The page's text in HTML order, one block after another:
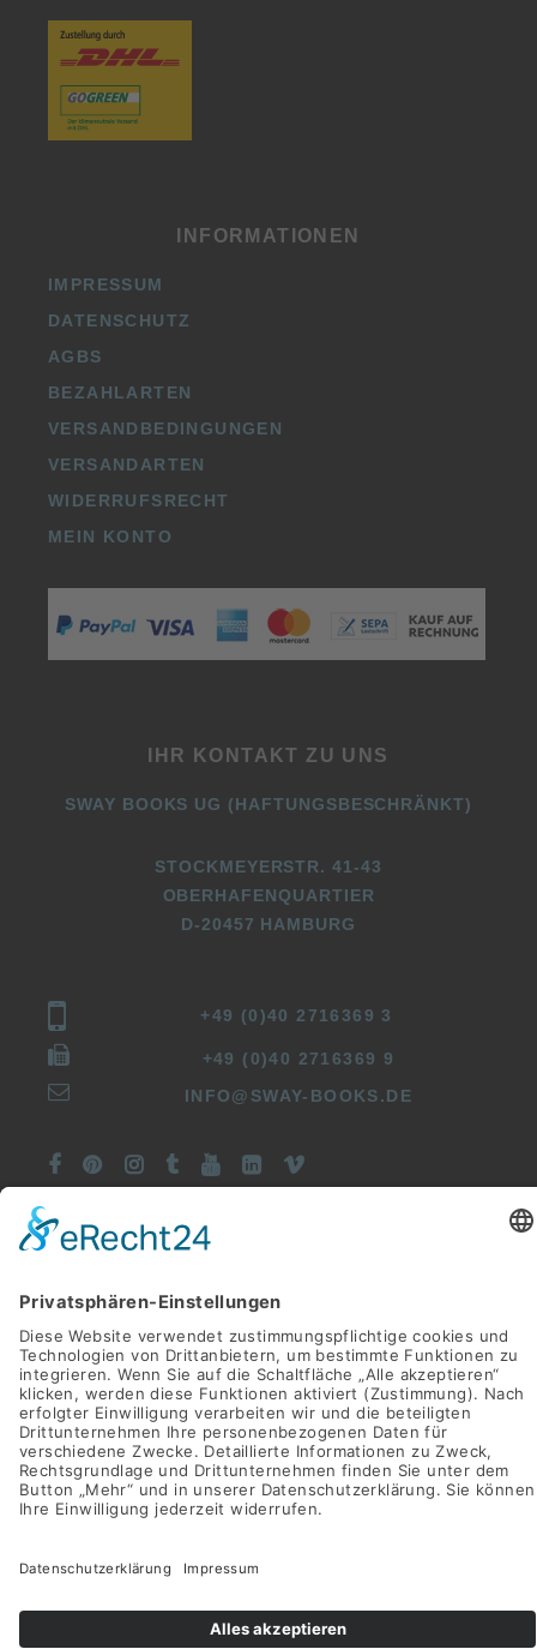
INFORMATIONEN
IMPRESSUM
DATENSCHUTZ
AGBS
BEZAHLARTEN
VERSANDBEDINGUNGEN
VERSANDARTEN
WIDERRUFSRECHT
MEIN KONTO
IHR KONTAKT ZU UNS
SWAY BOOKS UG (HAFTUNGSBESCHRÄNKT)
STOCKMEYERSTR. 41-43
OBERHAFENQUARTIER
D-20457 HAMBURG
+49 (0)40 2716369 3
+49 (0)40 2716369 9
INFO@SWAY-BOOKS.DE
      
©SWAY Books UG • Alle Rechte vorbehalten
Alle Preise inkl. der gesetzlichen MwSt.
Die durchgestrichenen Preise entsprechen dem bisherigen Preis
in diesem Online-Shop.